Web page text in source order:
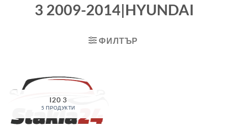
3 2009-2014|HYUNDAI
ФИЛТЪР
I20 3
5 ПРОДУКТИ